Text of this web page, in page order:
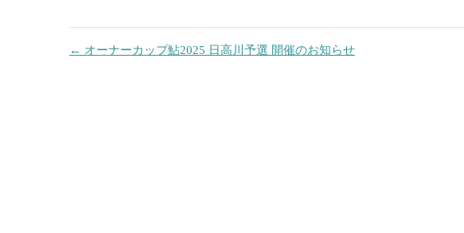
← オーナーカップ鮎2025 日高川予選 開催のお知らせ